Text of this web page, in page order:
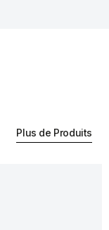
Plus de Produits